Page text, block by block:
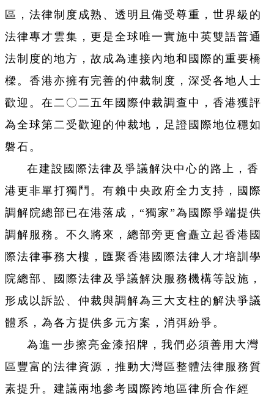
區，法律制度成熟、透明且備受尊重，世界級的
法律專才雲集，更是全球唯一實施中英雙語普通
法制度的地方，故成為連接內地和國際的重要橋
樑。香港亦擁有完善的仲裁制度，深受各地人士
歡迎。在二〇二五年國際仲裁調查中，香港獲評
為全球第二受歡迎的仲裁地，足證國際地位穩如
磐石。
在建設國際法律及爭議解決中心的路上，香
港更非單打獨鬥。有賴中央政府全力支持，國際
調解院總部已在港落成，“獨家”為國際爭端提供
調解服務。不久將來，總部旁更會矗立起香港國
際法律事務大樓，匯聚香港國際法律人才培訓學
院總部、國際法律及爭議解決服務機構等設施，
形成以訴訟、仲裁與調解為三大支柱的解決爭議
體系，為各方提供多元方案，消弭紛爭。
為進一步擦亮金漆招牌，我們必須善用大灣
區豐富的法律資源，推動大灣區整體法律服務質
素提升。建議兩地參考國際跨地區律所合作經